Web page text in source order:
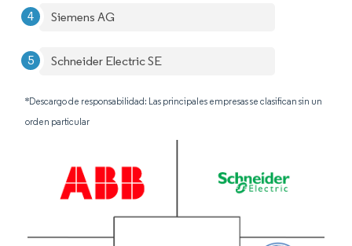
Siemens AG
Schneider Electric SE
*Descargo de responsabilidad: Las principales empresas se clasifican sin un
orden particular